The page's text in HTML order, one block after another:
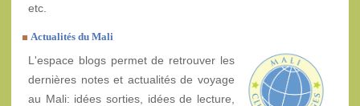
etc.
Actualités du Mali
L'espace blogs permet de retrouver les
dernières notes et actualités de voyage
au Mali: idées sorties, idées de lecture,